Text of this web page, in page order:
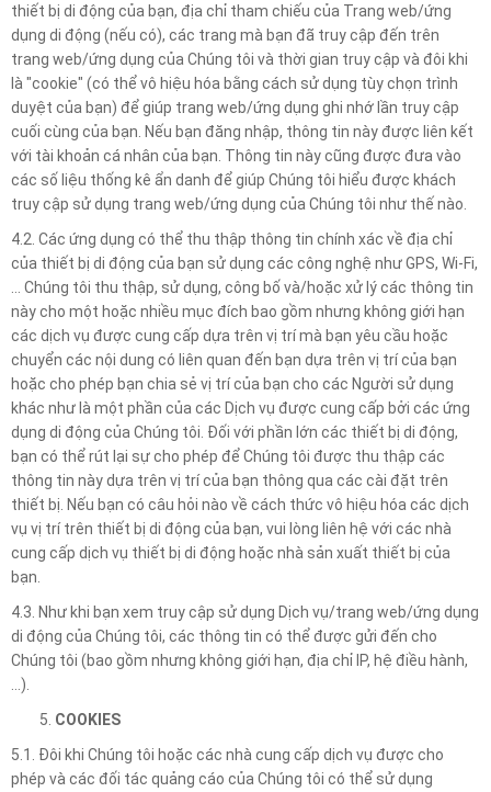
thiết bị di động của bạn, địa chỉ tham chiếu của Trang web/ứng
dụng di động (nếu có), các trang mà bạn đã truy cập đến trên
trang web/ứng dụng của Chúng tôi và thời gian truy cập và đôi khi
là "cookie" (có thể vô hiệu hóa bằng cách sử dụng tùy chọn trình
duyệt của bạn) để giúp trang web/ứng dụng ghi nhớ lần truy cập
cuối cùng của bạn. Nếu bạn đăng nhập, thông tin này được liên kết
với tài khoản cá nhân của bạn. Thông tin này cũng được đưa vào
các số liệu thống kê ẩn danh để giúp Chúng tôi hiểu được khách
truy cập sử dụng trang web/ứng dụng của Chúng tôi như thế nào.
4.2. Các ứng dụng có thể thu thập thông tin chính xác về địa chỉ
của thiết bị di động của bạn sử dụng các công nghệ như GPS, Wi-Fi,
… Chúng tôi thu thập, sử dụng, công bố và/hoặc xử lý các thông tin
này cho một hoặc nhiều mục đích bao gồm nhưng không giới hạn
các dịch vụ được cung cấp dựa trên vị trí mà bạn yêu cầu hoặc
chuyển các nội dung có liên quan đến bạn dựa trên vị trí của bạn
hoặc cho phép bạn chia sẻ vị trí của bạn cho các Người sử dụng
khác như là một phần của các Dịch vụ được cung cấp bởi các ứng
dụng di động của Chúng tôi. Đối với phần lớn các thiết bị di động,
bạn có thể rút lại sự cho phép để Chúng tôi được thu thập các
thông tin này dựa trên vị trí của bạn thông qua các cài đặt trên
thiết bị. Nếu bạn có câu hỏi nào về cách thức vô hiệu hóa các dịch
vụ vị trí trên thiết bị di động của bạn, vui lòng liên hệ với các nhà
cung cấp dịch vụ thiết bị di động hoặc nhà sản xuất thiết bị của
bạn.
4.3. Như khi bạn xem truy cập sử dụng Dịch vụ/trang web/ứng dụng
di động của Chúng tôi, các thông tin có thể được gửi đến cho
Chúng tôi (bao gồm nhưng không giới hạn, địa chỉ IP, hệ điều hành,
…).
COOKIES
5.1. Đôi khi Chúng tôi hoặc các nhà cung cấp dịch vụ được cho
phép và các đối tác quảng cáo của Chúng tôi có thể sử dụng